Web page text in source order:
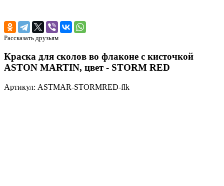
Рассказать друзьям
Краска для сколов во флаконе с кисточкой
ASTON MARTIN, цвет - STORM RED
Артикул: ASTMAR-STORMRED-flk